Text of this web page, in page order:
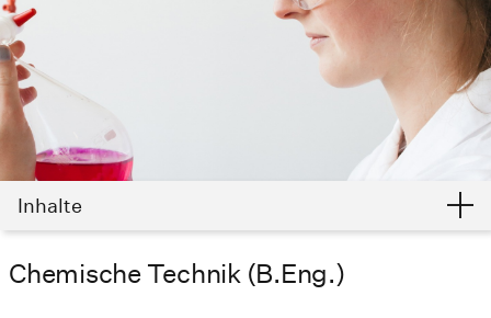
Inhalte
Chemische Technik (B.Eng.)